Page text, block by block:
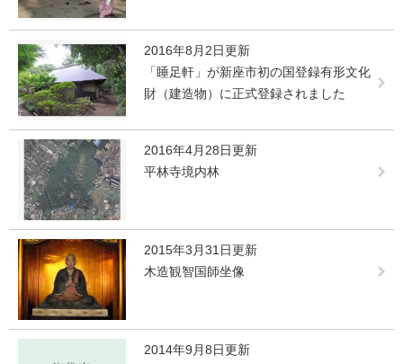
2016年8月2日更新
「睡足軒」が新座市初の国登録有形文化
財（建造物）に正式登録されました
2016年4月28日更新
平林寺境内林
2015年3月31日更新
木造観智国師坐像
2014年9月8日更新